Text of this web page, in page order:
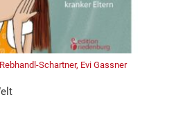
Schartner, Evi Gassner